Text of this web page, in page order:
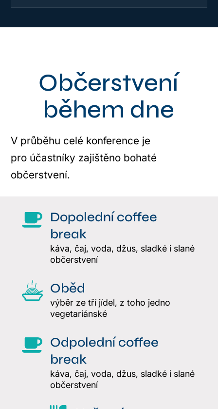
Občerstvení
během dne
V průběhu celé konference je
pro účastníky zajištěno bohaté
občerstvení.
Dopolední coffee
break
káva, čaj, voda, džus, sladké i slané
občerstvení
Oběd
výběr ze tří jídel, z toho jedno
vegetariánské
Odpolední coffee
break
káva, čaj, voda, džus, sladké i slané
občerstvení